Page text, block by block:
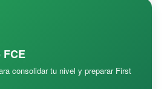
consolidar tu nivel y preparar First